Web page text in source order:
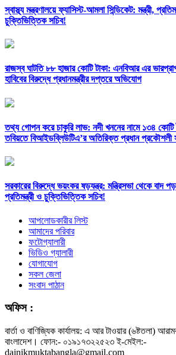
স্বাস্থ্য মন্ত্রণালয়ে ফ্যাসিস্ট-আমলা সিন্ডিকেট: মন্ত্রী,
চুক্তিভিত্তিক সচিব!
রাজস্ব ঘাটতি ৮৮ হাজার কোটি টাকা: এনবিআর এর
হাবিবের বিরুদ্ধে প্রধানমন্ত্রীর দপ্তরে অভিযোগ
তথ্য গোপন করে চাকুরি লাভ: নদী খননের নামে ১৩৪ কোটি
তবিয়তে বিআইডব্লিউটিএ’র অতিরিক্ত প্রধান প্রকৌশলী
সরকারের বিরুদ্ধে ভয়ংকর ষড়যন্ত্র: মন্ত্রিসভা থেকে বাদ
প্রতিমন্ত্রী ও চুক্তিভিত্তিক সচিব!
আপলোডকারীর লিস্ট
আমাদের পরিবার
ফটোগ্যালারী
ভিডিও গ্যালারী
যোগাযোগ
সকল জেলা
সংবাদ পাঠান
অফিস :
বার্তা ও বাণিজ্যিক কার্যালয়: এ আর টাওয়ার (৬ষ্টতলা)
বাংলাদেশ। ফোন:- ০১৯১৭৩২২৫২৩ ই-মেইল:-
dainikmuktabangla@gmail.com